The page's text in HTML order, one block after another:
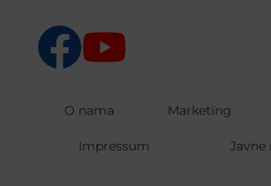
O nama Marketing
Impressum Javne